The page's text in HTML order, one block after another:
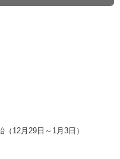
12月29日～1月3日）